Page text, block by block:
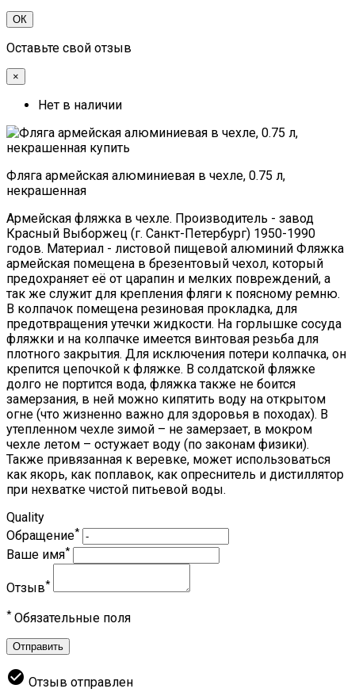
ОК
Оставьте свой отзыв
×
Нет в наличии
Фляга армейская алюминиевая в чехле, 0.75 л,
некрашенная
Армейская фляжка в чехле. Производитель - завод
Красный Выборжец (г. Санкт-Петербург) 1950-1990
годов. Материал - листовой пищевой алюминий Фляжка
армейская помещена в брезентовый чехол, который
предохраняет её от царапин и мелких повреждений, а
так же служит для крепления фляги к поясному ремню.
В колпачок помещена резиновая прокладка, для
предотвращения утечки жидкости. На горлышке сосуда
фляжки и на колпачке имеется винтовая резьба для
плотного закрытия. Для исключения потери колпачка, он
крепится цепочкой к фляжке. В солдатской фляжке
долго не портится вода, фляжка также не боится
замерзания, в ней можно кипятить воду на открытом
огне (что жизненно важно для здоровья в походах). В
утепленном чехле зимой – не замерзает, в мокром
чехле летом – остужает воду (по законам физики).
Также привязанная к веревке, может использоваться
как якорь, как поплавок, как опреснитель и дистиллятор
при нехватке чистой питьевой воды.
Quality
Обращение*
Ваше имя*
Отзыв*
* Обязательные поля
Отправить
check_circle Отзыв отправлен